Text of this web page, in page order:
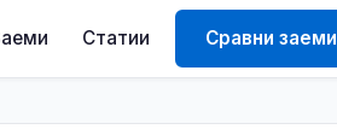
Статии Сравни заеми